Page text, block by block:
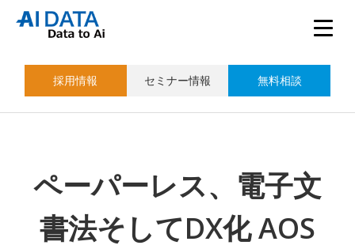
採用情報 セミナー情報 無料相談
ペーパーレス、電子文
書法そしてDX化 AOS